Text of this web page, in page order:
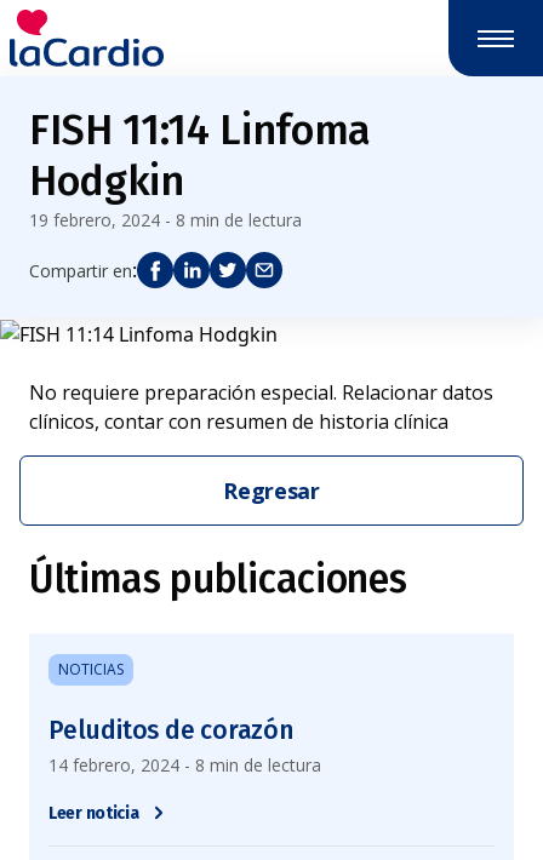
FISH 11:14 Linfoma
Hodgkin
19 febrero, 2024 - 8 min de lectura
Compartir en:
No requiere preparación especial. Relacionar datos
clínicos, contar con resumen de historia clínica
Regresar
Últimas publicaciones
NOTICIAS
Peluditos de corazón
14 febrero, 2024 - 8 min de lectura
Leer noticia